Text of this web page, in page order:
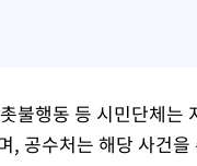
불행동 등 시민단체는
, 공수처는 해당 사건